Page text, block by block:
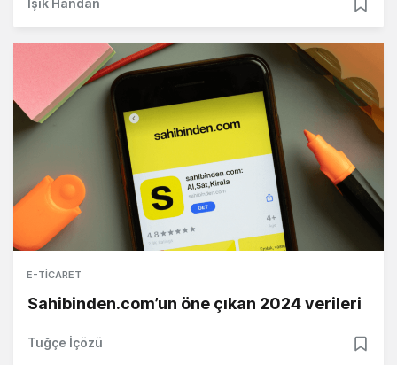
Işık Handan
E-TICARET
Sahibinden.com’un öne çıkan 2024 verileri
Tuğçe İçözü